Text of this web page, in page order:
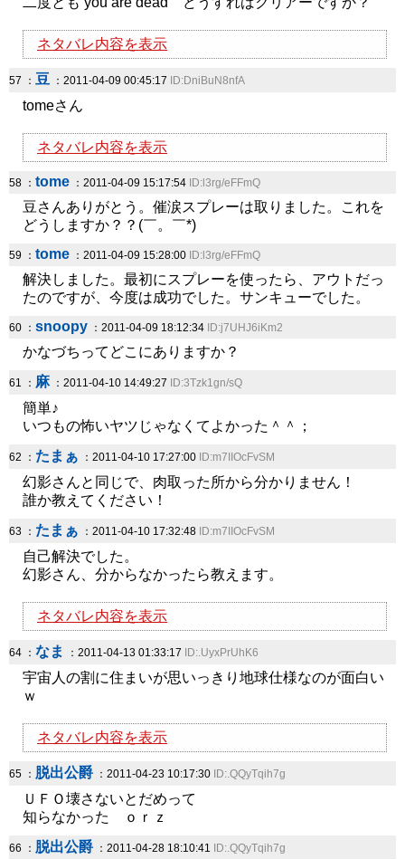
ネタバレ内容を表示
57 ： 豆 ：2011-04-09 00:45:17 ID:DniBuN8nfA
tomeさん
ネタバレ内容を表示
58 ： tome ：2011-04-09 15:17:54 ID:l3rg/eFFmQ
豆さんありがとう。催涙スプレーは取りました。これを
どうしますか？？(￣。￣*)
59 ： tome ：2011-04-09 15:28:00 ID:l3rg/eFFmQ
解決しました。最初にスプレーを使ったら、アウトだっ
たのですが、今度は成功でした。サンキューでした。
60 ： snoopy ：2011-04-09 18:12:34 ID:j7UHJ6iKm2
かなづちってどこにありますか？
61 ： 麻：2011-04-10 14:49:27 ID:3Tzk1gn/sQ
簡単♪
いつもの怖いヤツじゃなくてよかった＾＾；
62 ： たまぁ ：2011-04-10 17:27:00 ID:m7IIOcFvSM
幻影さんと同じで、肉取った所から分かりません！
誰か教えてください！
63 ： たまぁ ：2011-04-10 17:32:48 ID:m7IIOcFvSM
自己解決でした。
幻影さん、分からなかったら教えます。
ネタバレ内容を表示
64 ： なま ：2011-04-13 01:33:17 ID:.UyxPrUhK6
宇宙人の割に住まいが思いっきり地球仕様なのが面白い
ｗ
ネタバレ内容を表示
65 ： 脱出公爵 ：2011-04-23 10:17:30 ID:.QQyTqih7g
ＵＦＯ壊さないとだめって
知らなかった ｏｒｚ
66 ： 脱出公爵 ：2011-04-28 18:10:41 ID:.QQyTqih7g